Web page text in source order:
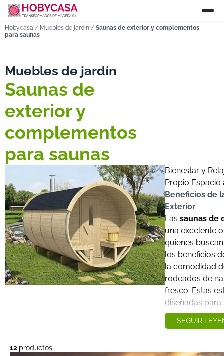
Hobycasa / Muebles de jardín / Saunas de exterior y complementos
para saunas
Muebles de jardín
Saunas de
exterior y
complementos
para saunas
Bienestar y
Propio Espacio
Beneficios de
Exterior
Las saunas de
una excelente
quienes
los beneficios
la comodidad
rodeados de
fresco. Estas
diseñadas
condiciones
libre, ofrecen
mejora la
SEGUIR
12 productos